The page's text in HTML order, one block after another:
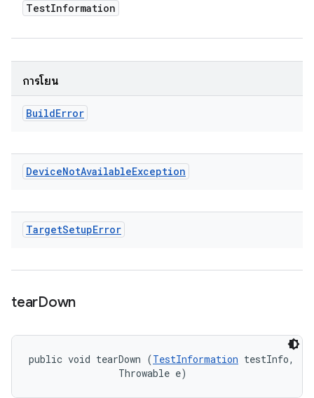
TestInformation
การโยน
BuildError
DeviceNotAvailableException
TargetSetupError
tearDown
public void tearDown (TestInformation testInfo,
                Throwable e)